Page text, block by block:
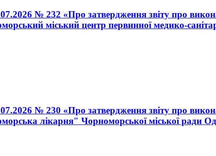
№ 232 «Про затвердження звіту про
міський центр первинної медико-
№ 230 «Про затвердження звіту про
лікарня" Чорноморської міської ради